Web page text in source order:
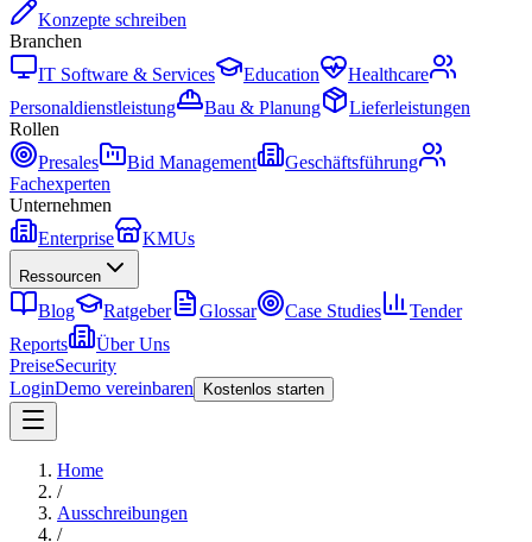
Konzepte schreiben
Branchen
IT Software & Services
Education
Healthcare
Personaldienstleistung
Bau & Planung
Lieferleistungen
Rollen
Presales
Bid Management
Geschäftsführung
Fachexperten
Unternehmen
Enterprise
KMUs
Ressourcen
Blog Ratgeber Glossar Case Studies
Tender
Reports
Über Uns
PreiseSecurity
LoginDemo vereinbaren Kostenlos starten
Home
/
Ausschreibungen
/